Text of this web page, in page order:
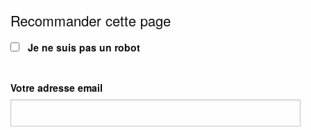
Recommander cette page
Je ne suis pas un robot
Votre adresse email